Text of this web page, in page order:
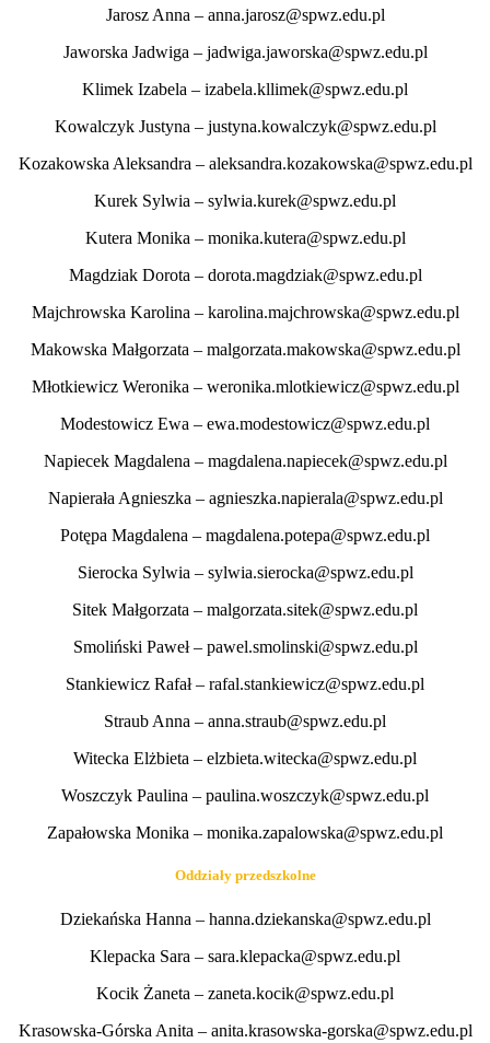
Jarosz Anna – anna.jarosz@spwz.edu.pl
Jaworska Jadwiga – jadwiga.jaworska@spwz.edu.pl
Klimek Izabela – izabela.kllimek@spwz.edu.pl
Kowalczyk Justyna – justyna.kowalczyk@spwz.edu.pl
Kozakowska Aleksandra – aleksandra.kozakowska@spwz.edu.pl
Kurek Sylwia – sylwia.kurek@spwz.edu.pl
Kutera Monika – monika.kutera@spwz.edu.pl
Magdziak Dorota – dorota.magdziak@spwz.edu.pl
Majchrowska Karolina – karolina.majchrowska@spwz.edu.pl
Makowska Małgorzata – malgorzata.makowska@spwz.edu.pl
Młotkiewicz Weronika – weronika.mlotkiewicz@spwz.edu.pl
Modestowicz Ewa – ewa.modestowicz@spwz.edu.pl
Napiecek Magdalena – magdalena.napiecek@spwz.edu.pl
Napierała Agnieszka – agnieszka.napierala@spwz.edu.pl
Potępa Magdalena – magdalena.potepa@spwz.edu.pl
Sierocka Sylwia – sylwia.sierocka@spwz.edu.pl
Sitek Małgorzata – malgorzata.sitek@spwz.edu.pl
Smoliński Paweł – pawel.smolinski@spwz.edu.pl
Stankiewicz Rafał – rafal.stankiewicz@spwz.edu.pl
Straub Anna – anna.straub@spwz.edu.pl
Witecka Elżbieta – elzbieta.witecka@spwz.edu.pl
Woszczyk Paulina – paulina.woszczyk@spwz.edu.pl
Zapałowska Monika – monika.zapalowska@spwz.edu.pl
Oddziały przedszkolne
Dziekańska Hanna – hanna.dziekanska@spwz.edu.pl
Klepacka Sara – sara.klepacka@spwz.edu.pl
Kocik Żaneta – zaneta.kocik@spwz.edu.pl
Krasowska-Górska Anita – anita.krasowska-gorska@spwz.edu.pl